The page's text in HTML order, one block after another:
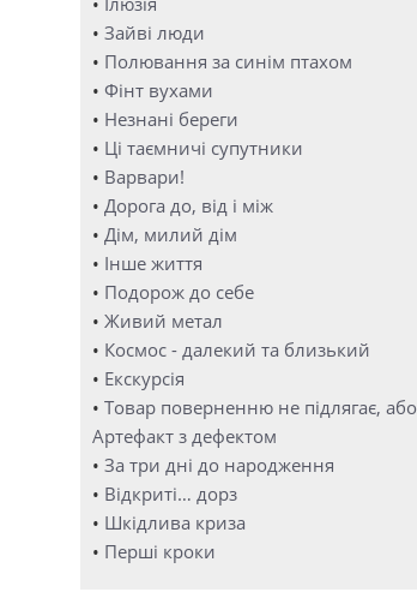
• Зайві люди
• Полювання за синім птахом
• Фінт вухами
• Незнані береги
• Ці таємничі супутники
• Варвари!
• Дорога до, від і між
• Дім, милий дім
• Інше життя
• Подорож до себе
• Живий метал
• Космос - далекий та близький
• Екскурсія
• Товар поверненню не підлягає, або
Артефакт з дефектом
• За три дні до народження
• Відкриті… дорз
• Шкідлива криза
• Перші кроки